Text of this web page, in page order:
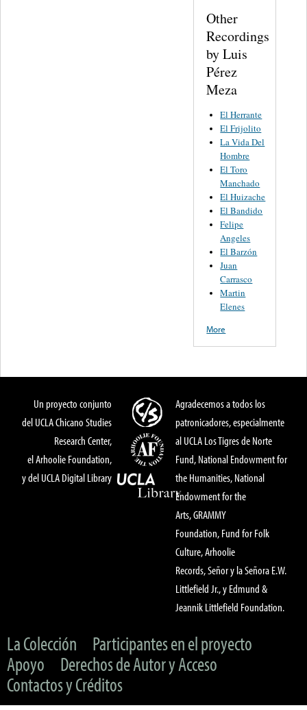
Other
Recordings
by Luis
Pérez
Meza
El Herrante
El Frijolito
La Vida Del
Hombre
El Toro
Manchado
El Huizache
El Bandido
Felipe
Angeles
El Barzón
Juan
Carrasco
Martin
Elenes
More
Un proyecto conjunto
del UCLA Chicano Studies
Research Center,
el Arhoolie Foundation,
y del UCLA Digital Library
Agradecemos a todos los
patronicadores, especialmente
al UCLA Los Tigres de Norte
Fund, National Endowment for
the Humanities, National
Endowment for the
Arts, GRAMMY
Foundation, Fund for Folk
Culture, Arhoolie
Records, Señor y la Señora E.W.
Littlefield Jr., y Edmund &
Jeannik Littlefield Foundation.
La Colección
Participantes en el proyecto
Apoyo
Derechos de Autor y Acceso
Contactos y Créditos